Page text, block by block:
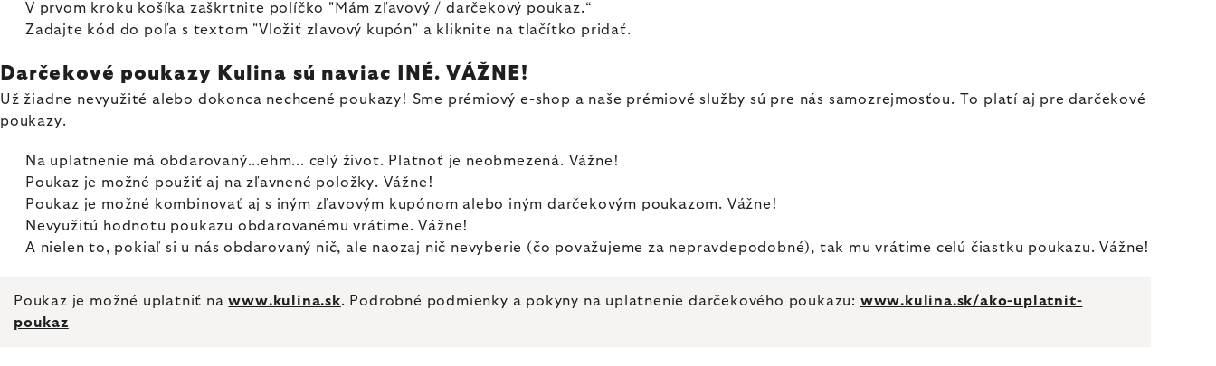
V prvom kroku košíka zaškrtnite políčko "Mám zľavový / darčekový poukaz.“
Zadajte kód do poľa s textom "Vložiť zľavový kupón" a kliknite na tlačítko pridať.
Darčekové poukazy Kulina sú naviac INÉ. VÁŽNE!
Už žiadne nevyužité alebo dokonca nechcené poukazy! Sme prémiový e-shop a naše prémiové služby sú pre nás samozrejmosťou. To platí aj pre darčekové
poukazy.
Na uplatnenie má obdarovaný...ehm... celý život. Platnoť je neobmezená. Vážne!
Poukaz je možné použiť aj na zľavnené položky. Vážne!
Poukaz je možné kombinovať aj s iným zľavovým kupónom alebo iným darčekovým poukazom. Vážne!
Nevyužitú hodnotu poukazu obdarovanému vrátime. Vážne!
A nielen to, pokiaľ si u nás obdarovaný nič, ale naozaj nič nevyberie (čo považujeme za nepravdepodobné), tak mu vrátime celú čiastku poukazu. Vážne!
Poukaz je možné uplatniť nawww.kulina.sk. Podrobné podmienky a pokyny na uplatnenie darčekového poukazu: www.kulina.sk/ako-uplatnit-
poukaz